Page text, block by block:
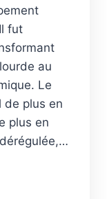
fut
au
Le
de plus en
plus en